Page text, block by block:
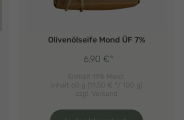
Olivenölseife Mond ÜF 7%
6,90 €*
Enthält 19% Mwst.
Inhalt 60 g (11,50 € */ 100 g)
zzgl. Versand